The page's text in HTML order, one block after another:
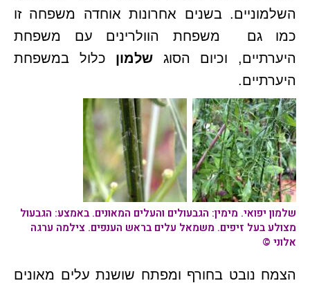
השלמוניים. בשנים אחרונות אוחדה משפחה זו
כמו גם משפחת הוולרינים עם משפחת
היערתיים, וכיום הסוג שלמון כלול במשפחת
היערתיים.
שלמון יפואי. מימין: הגבעולים והעלים המאונים. באמצע: הגבעול
מצולע בעל זיפים. משמאל עלים בראש הענפים. צילמה ערגה
אלוני ©
הצמח נובט בחורף ומפתח שושנת עלים מאונים